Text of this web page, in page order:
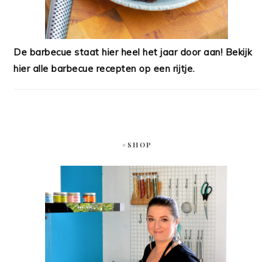
De barbecue staat hier heel het jaar door aan! Bekijk
hier alle barbecue recepten op een rijtje.
#SHOP